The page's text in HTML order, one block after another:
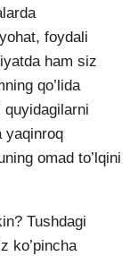
foydali
ham siz
qo’lida
quyidagilarni
yaqinroq
omad to’lqini
Tushdagi
ko’pincha